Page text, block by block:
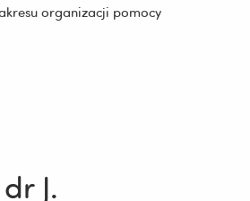
organizacji pomocy
J.